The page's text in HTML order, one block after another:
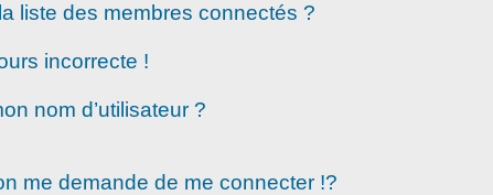
liste des membres connectés ?
incorrecte !
nom d’utilisateur ?
me demande de me connecter !?